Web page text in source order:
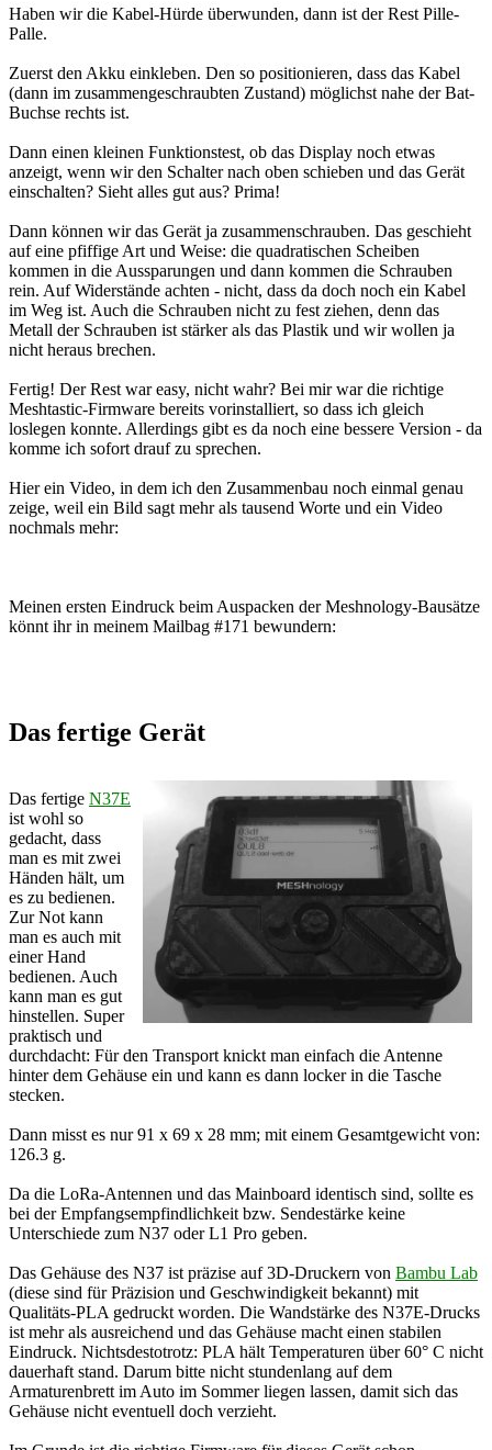
Haben wir die Kabel-Hürde überwunden, dann ist der Rest Pille-
Palle.
Zuerst den Akku einkleben. Den so positionieren, dass das Kabel
(dann im zusammengeschraubten Zustand) möglichst nahe der Bat-
Buchse rechts ist.
Dann einen kleinen Funktionstest, ob das Display noch etwas
anzeigt, wenn wir den Schalter nach oben schieben und das Gerät
einschalten? Sieht alles gut aus? Prima!
Dann können wir das Gerät ja zusammenschrauben. Das geschieht
auf eine pfiffige Art und Weise: die quadratischen Scheiben
kommen in die Aussparungen und dann kommen die Schrauben
rein. Auf Widerstände achten - nicht, dass da doch noch ein Kabel
im Weg ist. Auch die Schrauben nicht zu fest ziehen, denn das
Metall der Schrauben ist stärker als das Plastik und wir wollen ja
nicht heraus brechen.
Fertig! Der Rest war easy, nicht wahr? Bei mir war die richtige
Meshtastic-Firmware bereits vorinstalliert, so dass ich gleich
loslegen konnte. Allerdings gibt es da noch eine bessere Version - da
komme ich sofort drauf zu sprechen.
Hier ein Video, in dem ich den Zusammenbau noch einmal genau
zeige, weil ein Bild sagt mehr als tausend Worte und ein Video
nochmals mehr:
Meinen ersten Eindruck beim Auspacken der Meshnology-Bausätze
könnt ihr in meinem Mailbag #171 bewundern:
Das fertige Gerät
Das fertige N37E
ist wohl so
gedacht, dass
man es mit zwei
Händen hält, um
es zu bedienen.
Zur Not kann
man es auch mit
einer Hand
bedienen. Auch
kann man es gut
hinstellen. Super
praktisch und
durchdacht: Für den Transport knickt man einfach die Antenne
hinter dem Gehäuse ein und kann es dann locker in die Tasche
stecken.
Dann misst es nur 91 x 69 x 28 mm; mit einem Gesamtgewicht von:
126.3 g.
Da die LoRa-Antennen und das Mainboard identisch sind, sollte es
bei der Empfangsempfindlichkeit bzw. Sendestärke keine
Unterschiede zum N37 oder L1 Pro geben.
Das Gehäuse des N37 ist präzise auf 3D-Druckern von Bambu Lab
(diese sind für Präzision und Geschwindigkeit bekannt) mit
Qualitäts-PLA gedruckt worden. Die Wandstärke des N37E-Drucks
ist mehr als ausreichend und das Gehäuse macht einen stabilen
Eindruck. Nichtsdestotrotz: PLA hält Temperaturen über 60° C nicht
dauerhaft stand. Darum bitte nicht stundenlang auf dem
Armaturenbrett im Auto im Sommer liegen lassen, damit sich das
Gehäuse nicht eventuell doch verzieht.